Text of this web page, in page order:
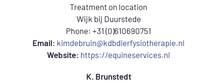
Treatment on location
Wijk bij Duurstede
Phone: +31 (0)610690751
Email: kimdebruin@kdbdierfysiotherapie.nl
Website: https://equineservices.nl
K. Brunstedt